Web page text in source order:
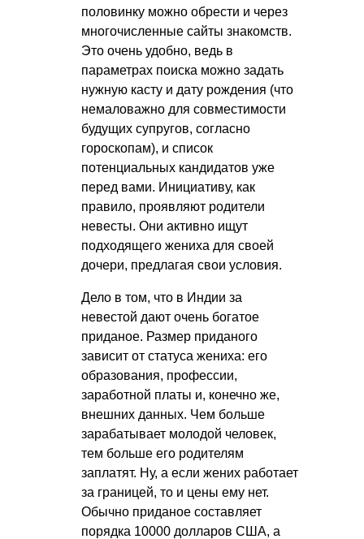
половинку можно обрести и через
многочисленные сайты знакомств.
Это очень удобно, ведь в
параметрах поиска можно задать
нужную касту и дату рождения (что
немаловажно для совместимости
будущих супругов, согласно
гороскопам), и список
потенциальных кандидатов уже
перед вами. Инициативу, как
правило, проявляют родители
невесты. Они активно ищут
подходящего жениха для своей
дочери, предлагая свои условия.
Дело в том, что в Индии за
невестой дают очень богатое
приданое. Размер приданого
зависит от статуса жениха: его
образования, профессии,
заработной платы и, конечно же,
внешних данных. Чем больше
зарабатывает молодой человек,
тем больше его родителям
заплатят. Ну, а если жених работает
за границей, то и цены ему нет.
Обычно приданое составляет
порядка 10000 долларов США, а